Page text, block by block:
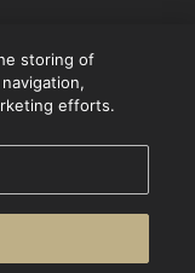
storing of
efforts.